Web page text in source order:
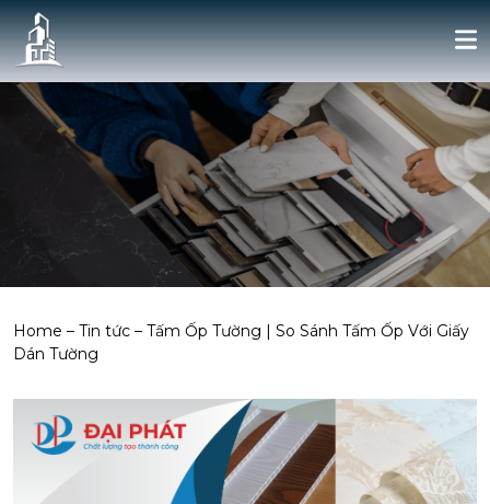
Home – Tin tức – Tấm Ốp Tường | So Sánh Tấm Ốp Với Giấy
Dán Tường